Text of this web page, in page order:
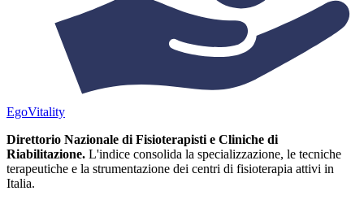
EgoVitality
Direttorio Nazionale di Fisioterapisti e Cliniche di
Riabilitazione. L'indice consolida la specializzazione, le tecniche
terapeutiche e la strumentazione dei centri di fisioterapia attivi in
Italia.